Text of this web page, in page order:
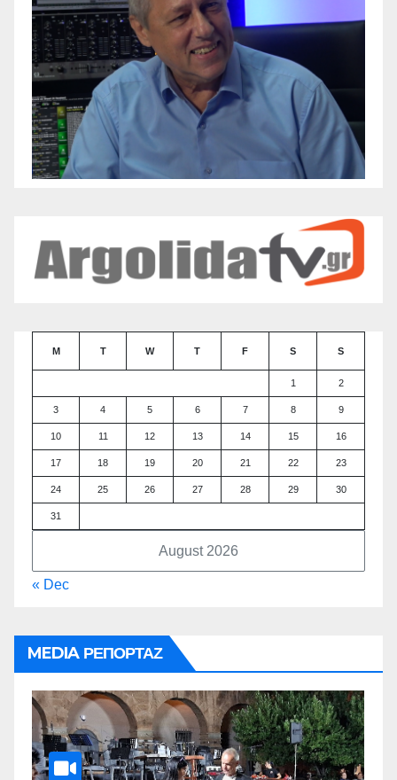
August 2026
M T W T F S S
1 2
3 4 5 6 7 8 9
10 11 12 13 14 15 16
17 18 19 20 21 22 23
24 25 26 27 28 29 30
31
« Dec
MEDIA ΡΕΠΟΡΤΑΖ